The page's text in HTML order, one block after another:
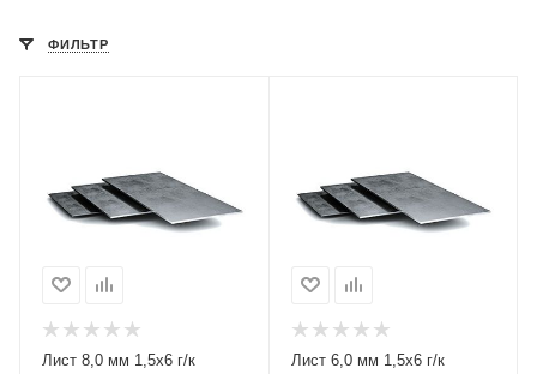
ФИЛЬТР
Лист 8,0 мм 1,5х6 г/к Лист 6,0 мм 1,5х6 г/к